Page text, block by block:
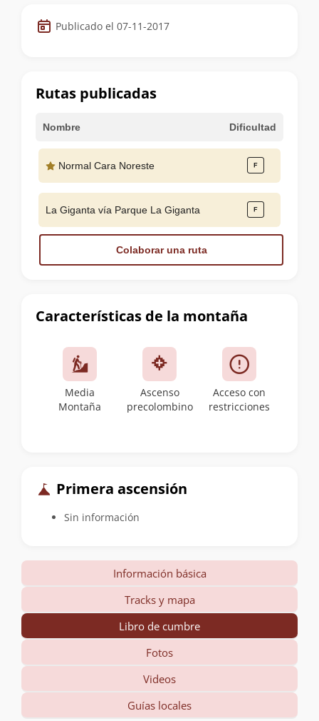
Datos
de
cumbre
Publicado el 07-11-2017
Características de la montaña
Media
Montaña
Ascenso
precolombino
Acceso con
restricciones
Primera ascensión
Sin información
Rutas publicadas
Nombre Dificultad
Normal Cara Noreste
La Giganta vía Parque La Giganta
Colaborar una ruta
Información básica
Tracks y mapa
Libro de cumbre
Fotos
Videos
Guías locales